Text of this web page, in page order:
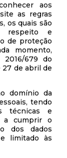
aos
as regras
os quais são
respeito e
de proteção
momento,
2016/679 do
27 de abril de
domínio da
tendo
técnicas e
a cumprir o
dos dados
limitado às